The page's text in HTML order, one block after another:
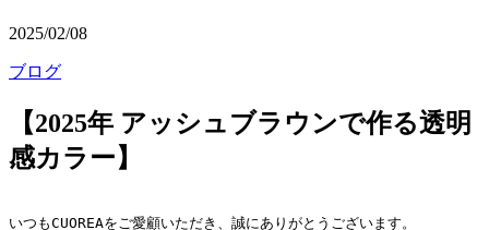
2025/02/08
ブログ
【2025年 アッシュブラウンで作る透明
感カラー】
いつもCUOREAをご愛顧いただき、誠にありがとうございます。